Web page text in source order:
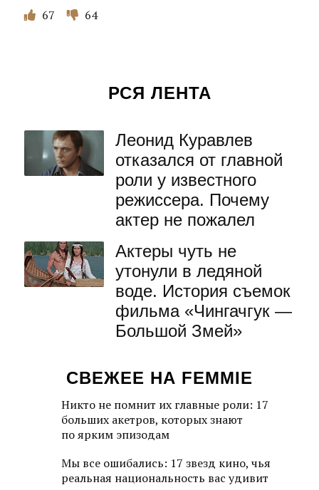
67 64
РСЯ ЛЕНТА
Леонид Куравлев
отказался от главной
роли у известного
режиссера. Почему
актер не пожалел
Актеры чуть не
утонули в ледяной
воде. История съемок
фильма «Чингачгук —
Большой Змей»
СВЕЖЕЕ НА FEMMIE
Никто не помнит их главные роли: 17
больших акетров, которых знают
по ярким эпизодам
Мы все ошибались: 17 звезд кино, чья
реальная национальность вас удивит